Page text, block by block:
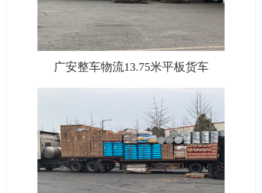
广安整车物流13.75米平板货车